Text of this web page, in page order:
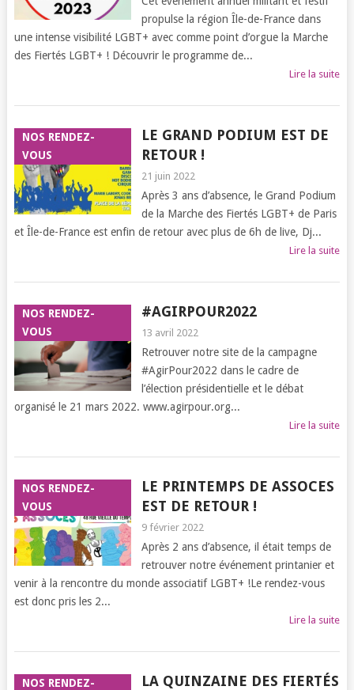
propulse la région Île-de-France dans
une intense visibilité LGBT+ avec comme point d’orgue la Marche
des Fiertés LGBT+ ! Découvrir le programme de...
Lire la suite
NOS RENDEZ-
VOUS
LE GRAND PODIUM EST DE
RETOUR !
21 juin 2022
Après 3 ans d’absence, le Grand Podium
de la Marche des Fiertés LGBT+ de Paris
et Île-de-France est enfin de retour avec plus de 6h de live, Dj...
Lire la suite
NOS RENDEZ-
VOUS
#AGIRPOUR2022
13 avril 2022
Retrouver notre site de la campagne
#AgirPour2022 dans le cadre de
l’élection présidentielle et le débat
organisé le 21 mars 2022. www.agirpour.org...
Lire la suite
NOS RENDEZ-
VOUS
LE PRINTEMPS DE ASSOCES
EST DE RETOUR !
9 février 2022
Après 2 ans d’absence, il était temps de
retrouver notre événement printanier et
venir à la rencontre du monde associatif LGBT+ !Le rendez-vous
est donc pris les 2...
Lire la suite
NOS RENDEZ-
LA QUINZAINE DES FIERTÉS